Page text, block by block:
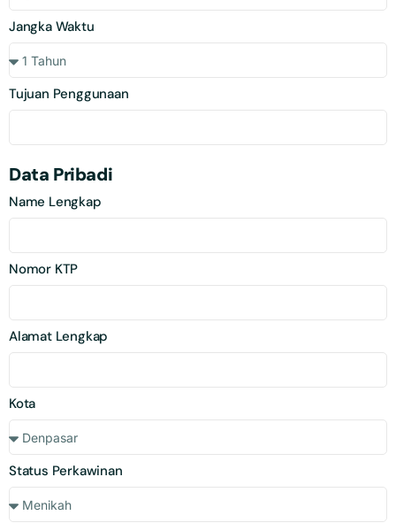
Jangka Waktu
Tujuan Penggunaan
Data Pribadi
Name Lengkap
Nomor KTP
Alamat Lengkap
Kota
Status Perkawinan